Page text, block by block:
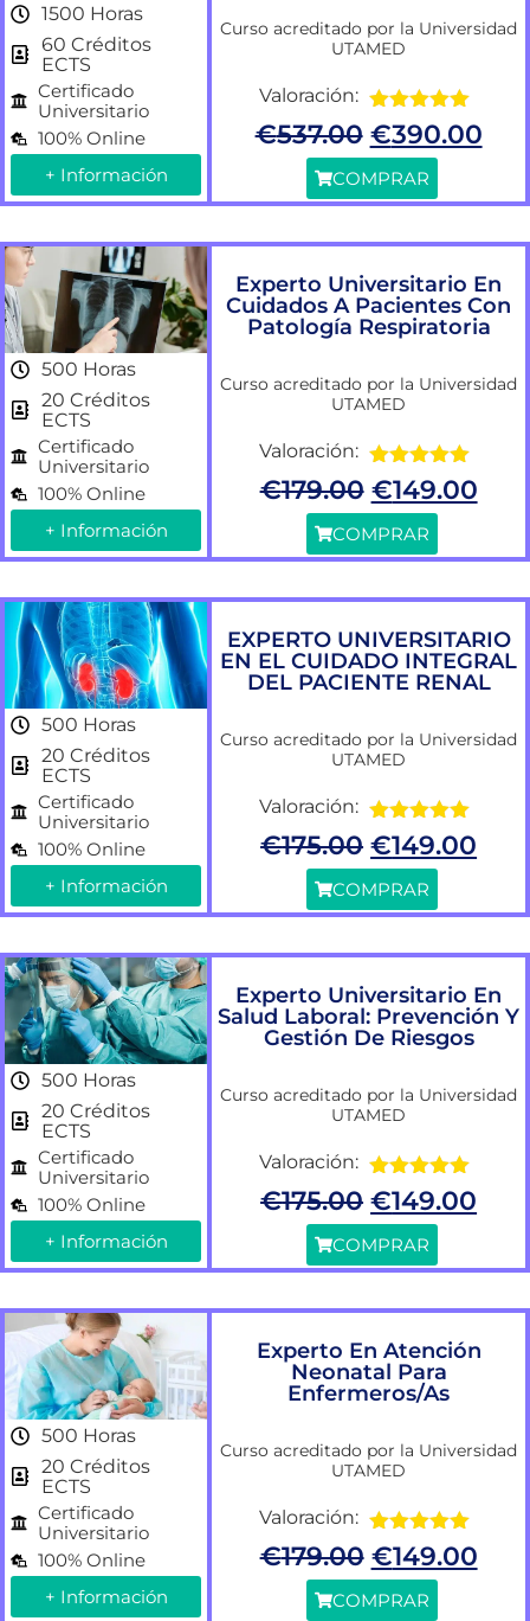
1500 Horas
60 Créditos
ECTS
Certificado
Universitario
100% Online
+ Información
Curso acreditado por la Universidad
UTAMED
Valoración:
Valorado
con5.00de
5
€537.00 €390.00
COMPRAR
500 Horas
20 Créditos
ECTS
Certificado
Universitario
100% Online
+ Información
Experto Universitario En
Cuidados A Pacientes Con
Patología Respiratoria
Curso acreditado por la Universidad
UTAMED
Valoración:
Valorado
con5.00de
5
€179.00 €149.00
COMPRAR
500 Horas
20 Créditos
ECTS
Certificado
Universitario
100% Online
+ Información
EXPERTO UNIVERSITARIO
EN EL CUIDADO INTEGRAL
DEL PACIENTE RENAL
Curso acreditado por la Universidad
UTAMED
Valoración:
Valorado
con5.00de
5
€175.00 €149.00
COMPRAR
500 Horas
20 Créditos
ECTS
Certificado
Universitario
100% Online
+ Información
Experto Universitario En
Salud Laboral: Prevención Y
Gestión De Riesgos
Curso acreditado por la Universidad
UTAMED
Valoración:
Valorado
con5.00de
5
€175.00 €149.00
COMPRAR
500 Horas
20 Créditos
ECTS
Certificado
Universitario
100% Online
+ Información
Experto En Atención
Neonatal Para
Enfermeros/as
Curso acreditado por la Universidad
UTAMED
Valoración:
Valorado
con5.00de
5
€179.00 €149.00
COMPRAR